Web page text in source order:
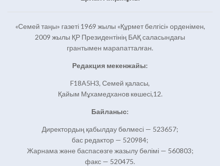
«Семей таңы» газеті 1969 жылы «Құрмет белгісі» орденімен,
2009 жылы ҚР Президентінің БАҚ саласындағы
грантымен марапатталған.
Редакция мекенжайы:
F18A5H3, Семей қаласы,
Қайым Мұхамедханов көшесі,12.
Байланыс:
Директордың қабылдау бөлмесі — 523657;
бас редактор — 520984;
Жарнама және баспасөзге жазылу бөлімі — 560803;
факс — 520475.